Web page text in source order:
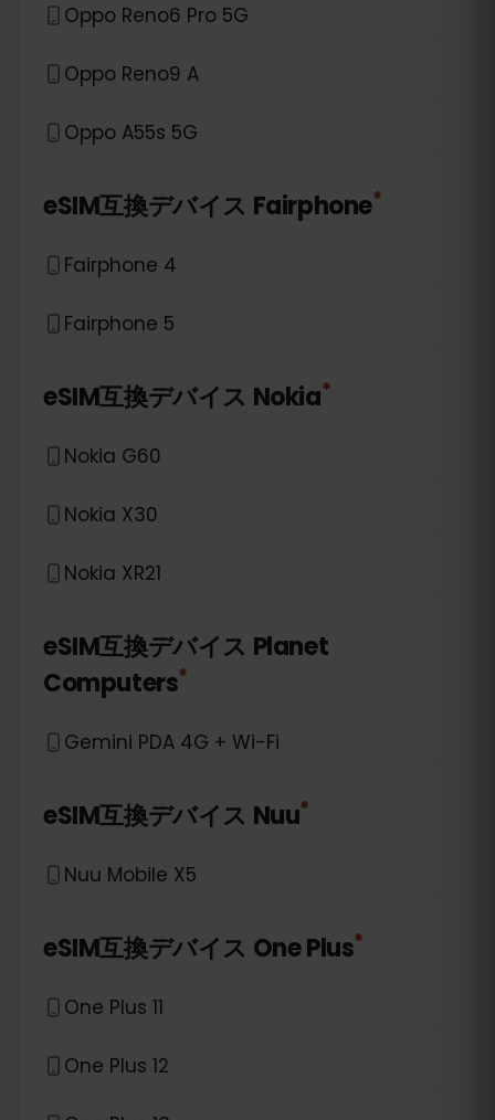
Oppo Reno6 Pro 5G
Oppo Reno9 A
Oppo A55s 5G
eSIM互換デバイス Fairphone*
Fairphone 4
Fairphone 5
eSIM互換デバイス Nokia*
Nokia G60
Nokia X30
Nokia XR21
eSIM互換デバイス Planet
Computers*
Gemini PDA 4G + Wi-Fi
eSIM互換デバイス Nuu*
Nuu Mobile X5
eSIM互換デバイス One Plus*
One Plus 11
One Plus 12